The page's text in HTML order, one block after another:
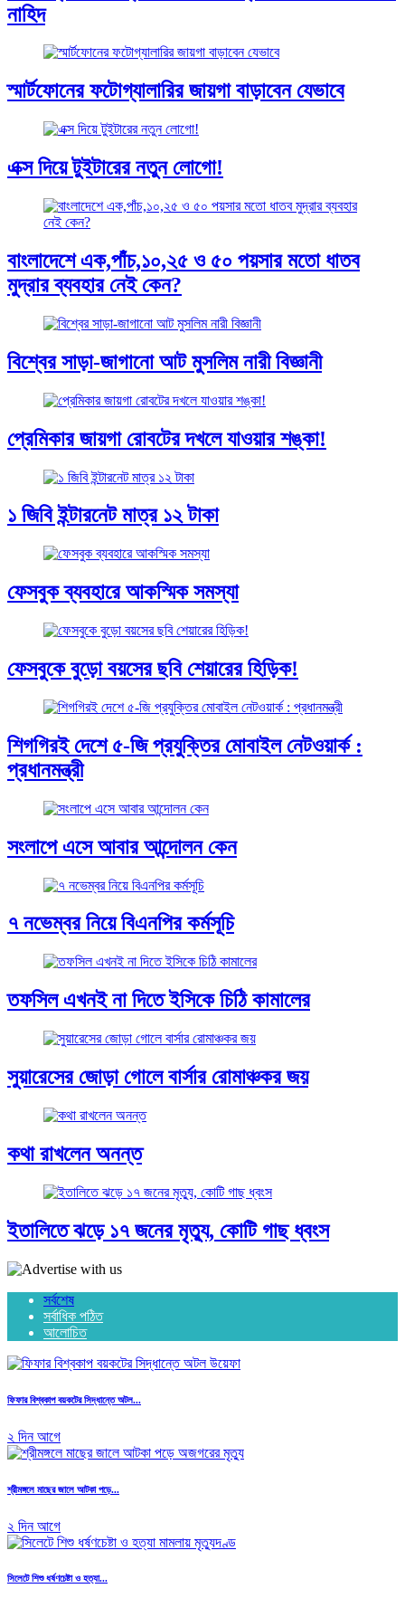
নাহিদ
স্মার্টফোনের ফটোগ্যালারির জায়গা বাড়াবেন যেভাবে
এক্স দিয়ে টুইটারের নতুন লোগো!
বাংলাদেশে এক,পাঁচ,১০,২৫ ও ৫০ পয়সার মতো ধাতব
মুদ্রার ব্যবহার নেই কেন?
বিশ্বের সাড়া-জাগানো আট মুসলিম নারী বিজ্ঞানী
প্রেমিকার জায়গা রোবটের দখলে যাওয়ার শঙ্কা!
১ জিবি ইন্টারনেট মাত্র ১২ টাকা
ফেসবুক ব্যবহারে আকস্মিক সমস্যা
ফেসবুকে বুড়ো বয়সের ছবি শেয়ারের হিড়িক!
শিগগিরই দেশে ৫-জি প্রযুক্তির মোবাইল নেটওয়ার্ক :
প্রধানমন্ত্রী
সংলাপে এসে আবার আন্দোলন কেন
৭ নভেম্বর নিয়ে বিএনপির কর্মসূচি
তফসিল এখনই না দিতে ইসিকে চিঠি কামালের
সুয়ারেসের জোড়া গোলে বার্সার রোমাঞ্চকর জয়
কথা রাখলেন অনন্ত
ইতালিতে ঝড়ে ১৭ জনের মৃত্যু, কোটি গাছ ধ্বংস
সর্বশেষ
সর্বাধিক পঠিত
আলোচিত
ফিফার বিশ্বকাপ বয়কটের সিদ্ধান্তে অটল...
২ দিন আগে
শ্রীমঙ্গলে মাছের জালে আটকা পড়ে...
২ দিন আগে
সিলেটে শিশু ধর্ষণচেষ্টা ও হত্যা...